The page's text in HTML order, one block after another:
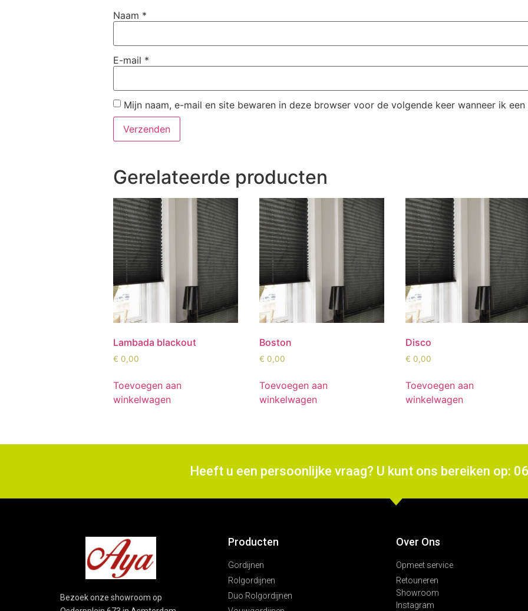
Naam *
E-mail *
Mijn naam, e-mail en site bewaren in deze browser voor de volgende keer wanneer ik
Gerelateerde producten
Lambada blackout
€ 0,00
Toevoegen aan
winkelwagen
Boston
€ 0,00
Toevoegen aan
winkelwagen
Disco
€ 0,00
Toevoegen aan
winkelwagen
Heeft u een persoonlijke vraag? U kunt ons bereiken op:
Bezoek onze showroom op
Producten
Gordijnen
Rolgordijnen
Duo Rolgordijnen
Over Ons
Opmeet service
Retouneren
Showroom
Instagram